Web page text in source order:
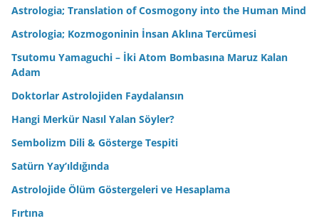
Astrologia; Translation of Cosmogony into the Human Mind
Astrologia; Kozmogoninin İnsan Aklına Tercümesi
Tsutomu Yamaguchi – İki Atom Bombasına Maruz Kalan
Adam
Doktorlar Astrolojiden Faydalansın
Hangi Merkür Nasıl Yalan Söyler?
Sembolizm Dili & Gösterge Tespiti
Satürn Yay’ıldığında
Astrolojide Ölüm Göstergeleri ve Hesaplama
Fırtına